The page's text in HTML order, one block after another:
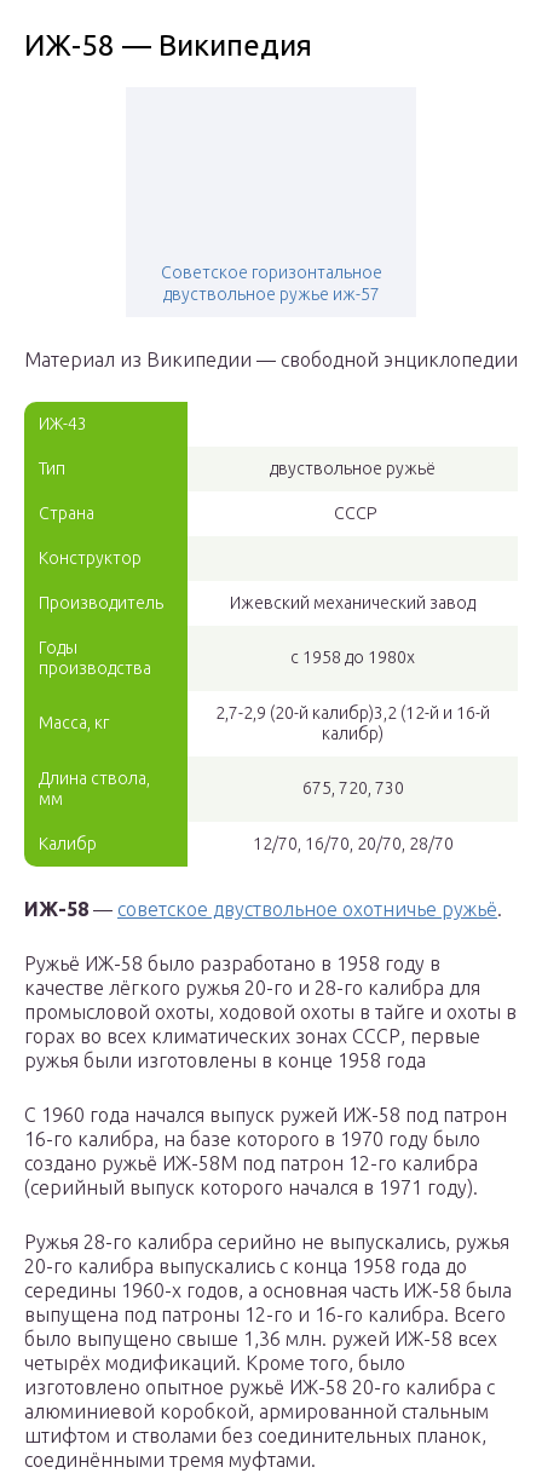
ИЖ-58 — Википедия
Советское горизонтальное
двуствольное ружье иж-57
Материал из Википедии — свободной энциклопедии
ИЖ-43
Тип двуствольное ружьё
Страна СССР
Конструктор
Производитель Ижевский механический завод
Годы
производства
с 1958 до 1980х
Масса, кг
2,7-2,9 (20-й калибр)3,2 (12-й и 16-й
калибр)
Длина ствола,
мм
675, 720, 730
Калибр 12/70, 16/70, 20/70, 28/70
ИЖ-58 — советское двуствольное охотничье ружьё.
Ружьё ИЖ-58 было разработано в 1958 году в
качестве лёгкого ружья 20-го и 28-го калибра для
промысловой охоты, ходовой охоты в тайге и охоты в
горах во всех климатических зонах СССР, первые
ружья были изготовлены в конце 1958 года
С 1960 года начался выпуск ружей ИЖ-58 под патрон
16-го калибра, на базе которого в 1970 году было
создано ружьё ИЖ-58М под патрон 12-го калибра
(серийный выпуск которого начался в 1971 году).
Ружья 28-го калибра серийно не выпускались, ружья
20-го калибра выпускались с конца 1958 года до
середины 1960-х годов, а основная часть ИЖ-58 была
выпущена под патроны 12-го и 16-го калибра. Всего
было выпущено свыше 1,36 млн. ружей ИЖ-58 всех
четырёх модификаций. Кроме того, было
изготовлено опытное ружьё ИЖ-58 20-го калибра с
алюминиевой коробкой, армированной стальным
штифтом и стволами без соединительных планок,
соединёнными тремя муфтами.